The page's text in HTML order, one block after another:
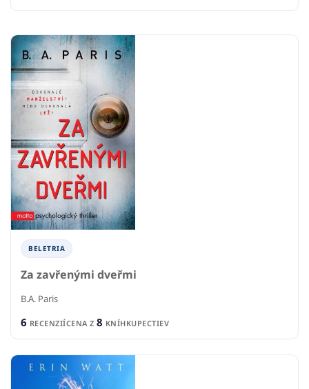
BELETRIA
Za zavřenými dveřmi
B.A. Paris
6 RECENZIÍCENA Z 8 KNÍHKUPECTIEV